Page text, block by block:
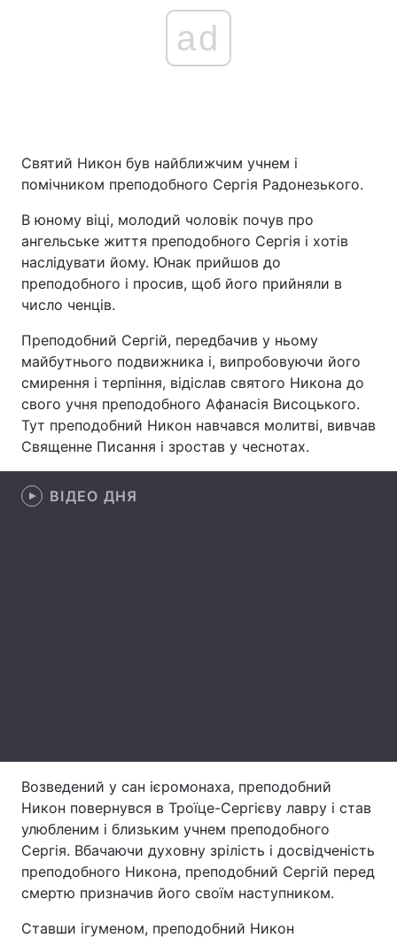
Головна Війна
Україна Політика
Спорт Наука
Техно і зв'язок Лайт
Зброя Інциденти
Здоров'я
Послуги
ad
Святий Никон був найближчим учнем і
помічником преподобного Сергія Радонезького.
В юному віці, молодий чоловік почув про
ангельське життя преподобного Сергія і хотів
наслідувати йому. Юнак прийшов до
преподобного і просив, щоб його прийняли в
число ченців.
Преподобний Сергій, передбачив у ньому
майбутнього подвижника і, випробовуючи його
смирення і терпіння, відіслав святого Никона до
свого учня преподобного Афанасія Висоцького.
Тут преподобний Никон навчався молитві, вивчав
Священне Писання і зростав у чеснотах.
ВІДЕО ДНЯ
Возведений у сан ієромонаха, преподобний
Никон повернувся в Троїце-Сергієву лавру і став
улюбленим і близьким учнем преподобного
Сергія. Вбачаючи духовну зрілість і досвідченість
преподобного Никона, преподобний Сергій перед
смертю призначив його своїм наступником.
Ставши ігуменом, преподобний Никон